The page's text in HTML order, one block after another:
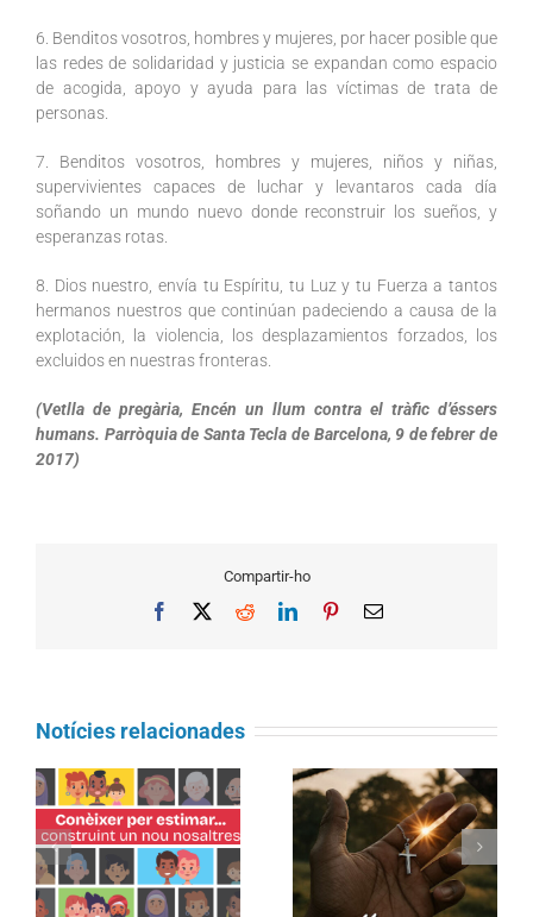
6. Benditos vosotros, hombres y mujeres, por hacer posible que
las redes de solidaridad y justicia se expandan como espacio
de acogida, apoyo y ayuda para las víctimas de trata de
personas.
7. Benditos vosotros, hombres y mujeres, niños y niñas,
supervivientes capaces de luchar y levantaros cada día
soñando un mundo nuevo donde reconstruir los sueños, y
esperanzas rotas.
8. Dios nuestro, envía tu Espíritu, tu Luz y tu Fuerza a tantos
hermanos nuestros que continúan padeciendo a causa de la
explotación, la violencia, los desplazamientos forzados, los
excluidos en nuestras fronteras.
(Vetlla de pregària, Encén un llum contra el tràfic d’éssers
humans. Parròquia de Santa Tecla de Barcelona, 9 de febrer de
2017)
Compartir-ho
Facebook RedditLinkedInPinterestEmail
Notícies relacionades
Jornada Mundial del
Migrant i del Refugiat
2025
3a edició de Jornades
de la Interacció Cultural
per «teixir comunitats
acollidores»